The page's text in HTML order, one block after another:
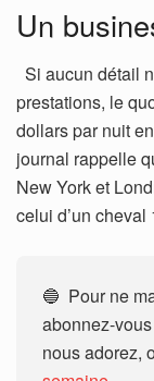
Un
Si aucun détail
prestations, le
dollars par nuit
journal rappelle
New York et
celui d’un
🔵 Pour ne
abonnez-
nous adorez,